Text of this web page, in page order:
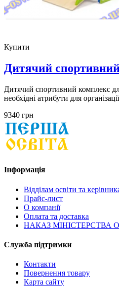
Купити
Дитячий
Дитячий спортивний комплекс
необхідні атрибути для
9340 грн
Інформація
Відділам освіти та
Прайс-лист
О компанії
Оплата та доставка
НАКАЗ МІНІСТЕРСТВА
Служба підтримки
Контакти
Повернення товару
Карта сайту